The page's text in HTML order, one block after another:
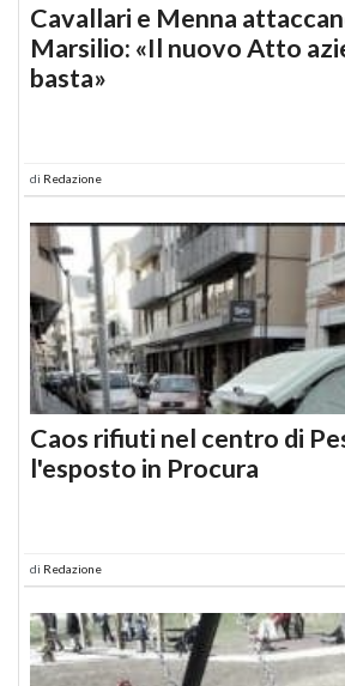
Cavallari e Menna
Marsilio: «Il nuovo Atto
basta»
di Redazione
Caos rifiuti nel centro di
l'esposto in Procura
di Redazione